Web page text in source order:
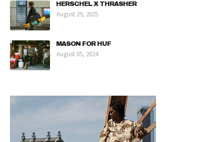
HERSCHEL X THRASHER
August 29, 2025
MASON FOR HUF
August 05, 2024